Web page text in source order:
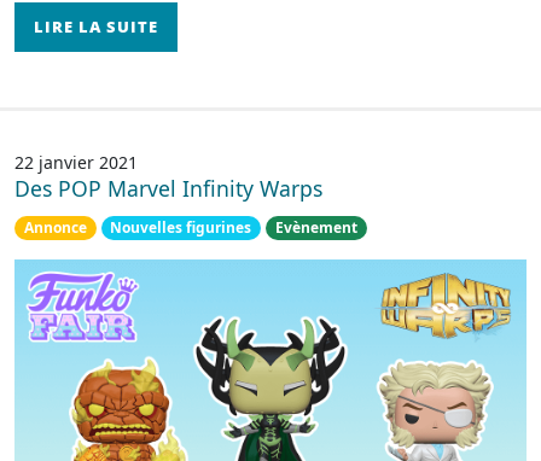
LIRE LA SUITE
22 janvier 2021
Des POP Marvel Infinity Warps
Annonce Nouvelles figurines Evènement